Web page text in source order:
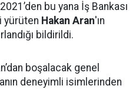
bu yana İş Bankası
yürüten Hakan Aran'ın
bildirildi.
boşalacak genel
deneyimli isimlerinden